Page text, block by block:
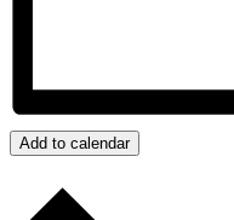
Add to calendar